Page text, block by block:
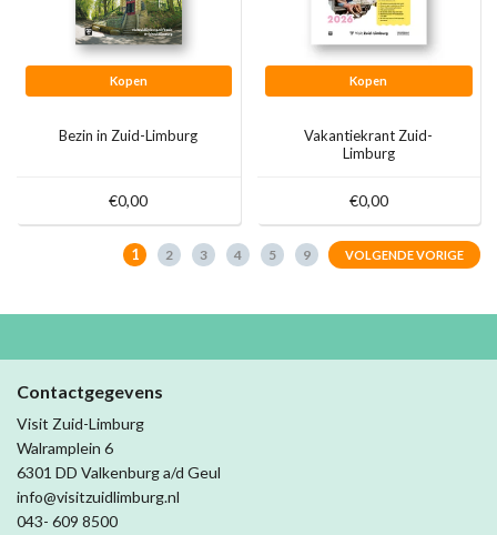
Kopen
Bezin in Zuid-Limburg
€0,00
Kopen
Vakantiekrant Zuid-
Limburg
€0,00
1 2 3 4 5 9 VOLGENDE VORIGE
Contactgegevens
Visit Zuid-Limburg
Walramplein 6
6301 DD Valkenburg a/d Geul
info@visitzuidlimburg.nl
043- 609 8500